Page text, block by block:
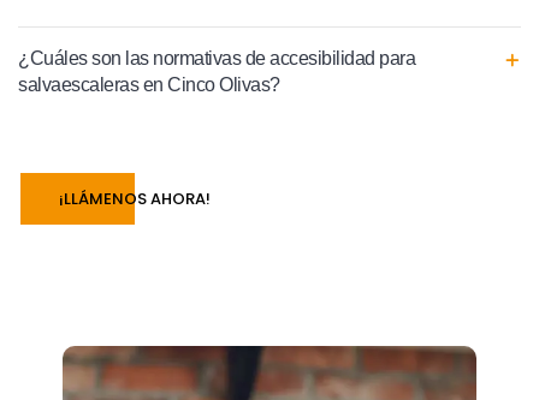
¿Cuáles son las normativas de accesibilidad para
salvaescaleras en Cinco Olivas?
¡LLÁMENOS AHORA!